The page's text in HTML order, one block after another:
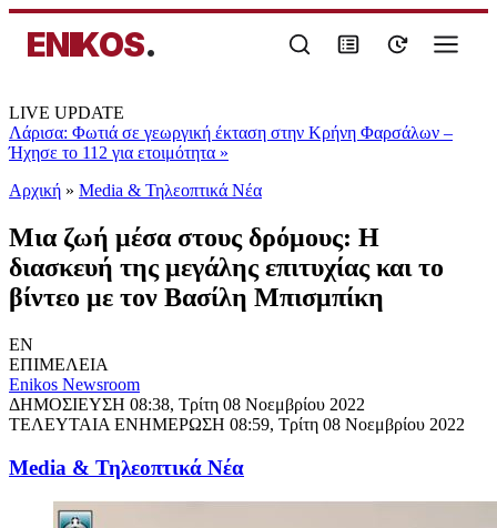
ENIKOS.
LIVE UPDATE
Λάρισα: Φωτιά σε γεωργική έκταση στην Κρήνη Φαρσάλων –
Ήχησε το 112 για ετοιμότητα »
Αρχική » Media & Τηλεοπτικά Νέα
Μια ζωή μέσα στους δρόμους: Η
διασκευή της μεγάλης επιτυχίας και το
βίντεο με τον Βασίλη Μπισμπίκη
EN
ΕΠΙΜΕΛΕΙΑ
Enikos Newsroom
ΔΗΜΟΣΙΕΥΣΗ 08:38, Τρίτη 08 Νοεμβρίου 2022
ΤΕΛΕΥΤΑΙΑ ΕΝΗΜΕΡΩΣΗ 08:59, Τρίτη 08 Νοεμβρίου 2022
Media & Τηλεοπτικά Νέα